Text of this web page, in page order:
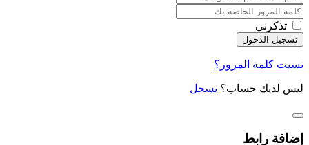
تذكرني
نسيت كلمة المرور؟
ليس لديك حساب؟ يسجل
إضافة رابط